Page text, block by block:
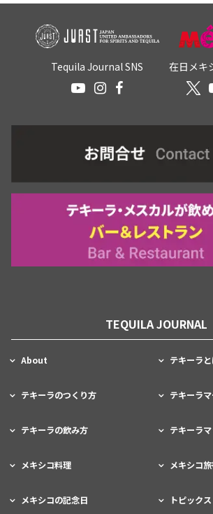
Tequila Journal SNS 在日メキ
TEQUILA JOURNAL
About テキーラ
テキーラのつくり方 テキーラ
テキーラの飲み方 テキーラ
メキシコ料理 メキシコ
メキシコの記念日 トピックス